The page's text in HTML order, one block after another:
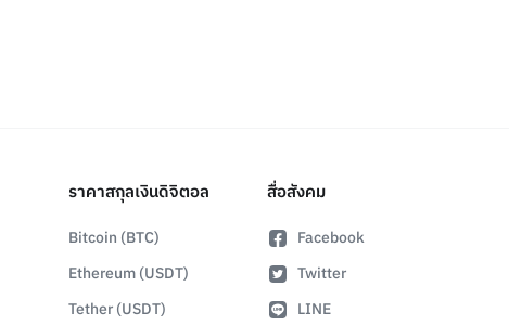
ราคาสกุลเงินดิจิตอล
Bitcoin (BTC)
Ethereum (USDT)
Tether (USDT)
สื่อสังคม
Facebook
Twitter
LINE